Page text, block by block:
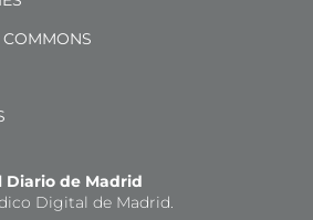
COMMONS
Diario de Madrid
Digital de Madrid.